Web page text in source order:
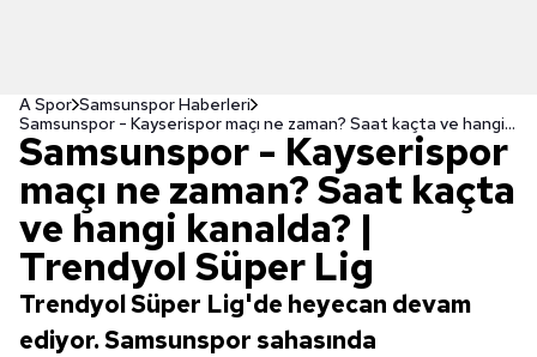
A Spor Samsunspor Haberleri
Samsunspor - Kayserispor maçı ne zaman? Saat kaçta ve hangi kanalda? | Trendyol Süper Lig
Samsunspor - Kayserispor
maçı ne zaman? Saat kaçta
ve hangi kanalda? |
Trendyol Süper Lig
Trendyol Süper Lig'de heyecan devam
ediyor. Samsunspor sahasında